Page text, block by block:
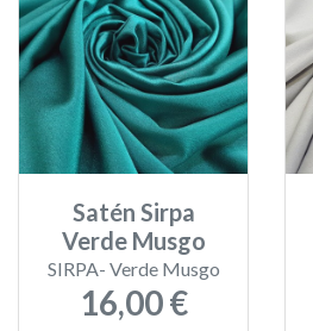
Satén Sirpa
Verde Musgo
SIRPA- Verde Musgo
16,00 €